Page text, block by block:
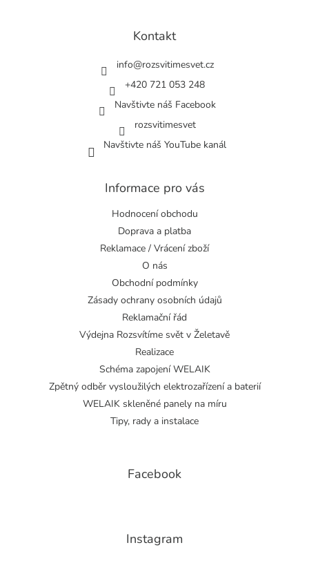
Kontakt
info@rozsvitimesvet.cz
+420 721 053 248
Navštivte náš Facebook
rozsvitimesvet
Navštivte náš YouTube kanál
Informace pro vás
Hodnocení obchodu
Doprava a platba
Reklamace / Vrácení zboží
O nás
Obchodní podmínky
Zásady ochrany osobních údajů
Reklamační řád
Výdejna Rozsvítíme svět v Želetavě
Realizace
Schéma zapojení WELAIK
Zpětný odběr vysloužilých elektrozařízení a baterií
WELAIK skleněné panely na míru
Tipy, rady a instalace
Facebook
Instagram